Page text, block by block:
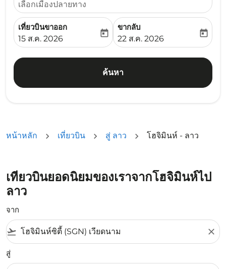
เลือกเมืองปลายทาง
เที่ยวบินขาออก
fc-booking-departure-date-aria-label
15 ส.ค. 2026
today
ขากลับ
fc-booking-return-date-
22 ส.ค. 2026
today
ค้นหา
หน้าหลัก เที่ยวบิน สู่ ลาว โฮจิมินห์ - ลาว
เที่ยวบินยอดนิยมของเราจากโฮจิมินห์ไป
ลาว
จาก
flight_takeoff close
สู่